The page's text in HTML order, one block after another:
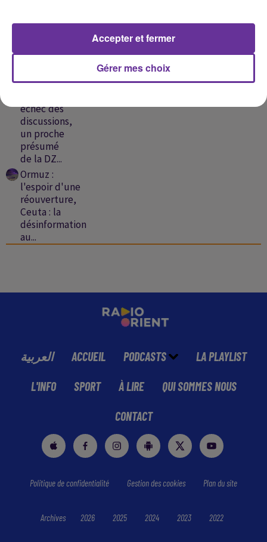
départements
Liban-
échec des
discussions,
un proche
présumé
de la DZ...
Ormuz :
l'espoir d'une
réouverture,
Ceuta : la
désinformation
au...
العربية ACCUEIL PODCASTS LA PLAYLIST
L'INFO SPORT À LIRE QUI SOMMES NOUS
CONTACT
Politique de confidentialité Gestion des cookies Plan du site
Archives 2026 2025 2024 2023 2022
Gérer mes choix
Accepter et fermer